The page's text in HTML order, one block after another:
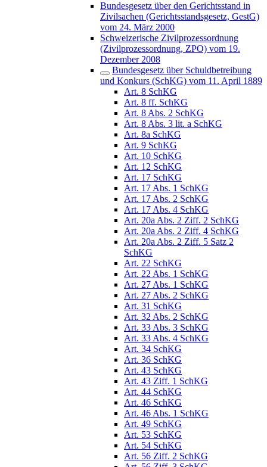
Bundesgesetz über den Gerichtsstand in
Zivilsachen (Gerichtsstandsgesetz, GestG)
vom 24. März 2000
Schweizerische Zivilprozessordnung
(Zivilprozessordnung, ZPO) vom 19.
Dezember 2008
Bundesgesetz über Schuldbetreibung
und Konkurs (SchKG) vom 11. April 1889
Art. 8 SchKG
Art. 8 ff. SchKG
Art. 8 Abs. 2 SchKG
Art. 8 Abs. 3 lit. a SchKG
Art. 8a SchKG
Art. 9 SchKG
Art. 10 SchKG
Art. 12 SchKG
Art. 17 SchKG
Art. 17 Abs. 1 SchKG
Art. 17 Abs. 2 SchKG
Art. 17 Abs. 4 SchKG
Art. 20a Abs. 2 Ziff. 2 SchKG
Art. 20a Abs. 2 Ziff. 4 SchKG
Art. 20a Abs. 2 Ziff. 5 Satz 2
SchKG
Art. 22 SchKG
Art. 22 Abs. 1 SchKG
Art. 27 Abs. 1 SchKG
Art. 27 Abs. 2 SchKG
Art. 31 SchKG
Art. 32 Abs. 2 SchKG
Art. 33 Abs. 3 SchKG
Art. 33 Abs. 4 SchKG
Art. 34 SchKG
Art. 36 SchKG
Art. 43 SchKG
Art. 43 Ziff. 1 SchKG
Art. 44 SchKG
Art. 46 SchKG
Art. 46 Abs. 1 SchKG
Art. 49 SchKG
Art. 53 SchKG
Art. 54 SchKG
Art. 56 Ziff. 2 SchKG